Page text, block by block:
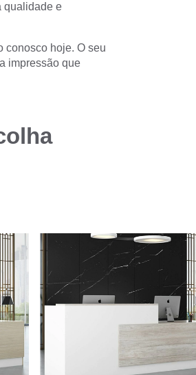
qualidade e
conosco hoje. O seu
impressão que